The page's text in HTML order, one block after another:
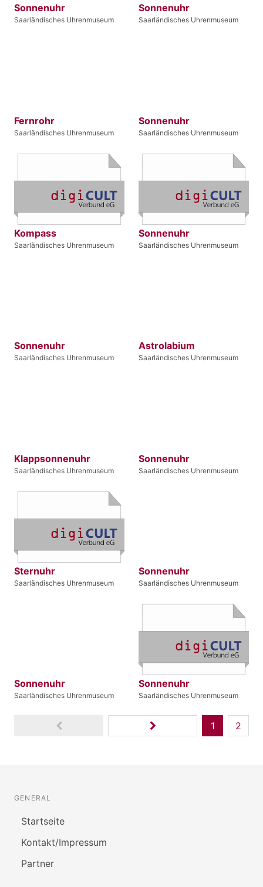
Sonnenuhr
Saarländisches Uhrenmuseum
Sonnenuhr
Saarländisches Uhrenmuseum
Fernrohr
Saarländisches Uhrenmuseum
Sonnenuhr
Saarländisches Uhrenmuseum
Kompass
Saarländisches Uhrenmuseum
Sonnenuhr
Saarländisches Uhrenmuseum
Sonnenuhr
Saarländisches Uhrenmuseum
Astrolabium
Saarländisches Uhrenmuseum
Klappsonnenuhr
Saarländisches Uhrenmuseum
Sonnenuhr
Saarländisches Uhrenmuseum
Sternuhr
Saarländisches Uhrenmuseum
Sonnenuhr
Saarländisches Uhrenmuseum
Sonnenuhr
Saarländisches Uhrenmuseum
Sonnenuhr
Saarländisches Uhrenmuseum
1 2
GENERAL
Startseite
Kontakt/Impressum
Partner